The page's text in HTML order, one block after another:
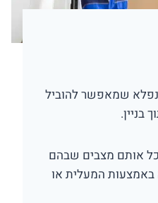
שמאפשר להוביל
בניין.
אותם מצבים שבהם
באמצעות המעלית או